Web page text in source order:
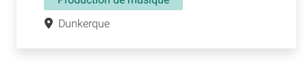
Dunkerque